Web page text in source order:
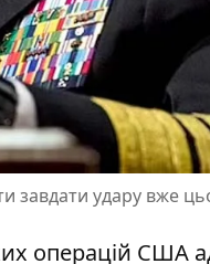
завдати удару вже
операцій США